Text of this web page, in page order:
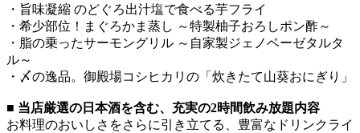
・旨味凝縮 のどぐろ出汁塩で食べる芋フライ
・希少部位！まぐろかま蒸し ～特製柚子おろしポン酢～
・脂の乗ったサーモングリル ～自家製ジェノベーゼタルタ
ル～
・〆の逸品。御殿場コシヒカリの「炊きたて山葵おにぎり」
■ 当店厳選の日本酒を含む、充実の2時間飲み放題内容
お料理のおいしさをさらに引き立てる、豊富なドリンクライ